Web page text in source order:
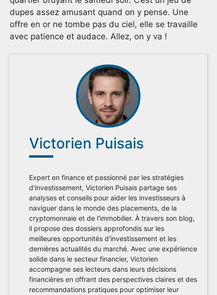
dupes assez amusant quand on y pense. Une
offre en or ne tombe pas du ciel, elle se travaille
avec patience et audace. Allez, on y va !
Victorien Puisais
Expert en finance et passionné par les stratégies
d'investissement, Victorien Puisais partage ses
analyses et conseils pour aider les investisseurs à
naviguer dans le monde des placements, de la
cryptomonnaie et de l'immobilier. À travers son blog,
il propose des dossiers approfondis sur les
meilleures opportunités d'investissement et les
dernières actualités du marché. Avec une expérience
solide dans le secteur financier, Victorien
accompagne ses lecteurs dans leurs décisions
financières en offrant des perspectives claires et des
recommandations pratiques pour optimiser leur